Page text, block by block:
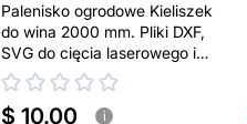
Palenisko ogrodowe Kieliszek
do wina 2000 mm. Pliki DXF,
SVG do cięcia laserowego i
plazmowego
$ 10.00 i